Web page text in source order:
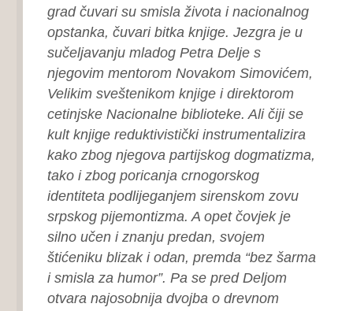
grad čuvari su smisla života i nacionalnog
opstanka, čuvari bitka knjige. Jezgra je u
sučeljavanju mladog Petra Delje s
njegovim mentorom Novakom Simovićem,
Velikim sveštenikom knjige i direktorom
cetinjske Nacionalne biblioteke. Ali čiji se
kult knjige reduktivistički instrumentalizira
kako zbog njegova partijskog dogmatizma,
tako i zbog poricanja crnogorskog
identiteta podlijeganjem sirenskom zovu
srpskog pijemontizma. A opet čovjek je
silno učen i znanju predan, svojem
štićeniku blizak i odan, premda “bez šarma
i smisla za humor”. Pa se pred Deljom
otvara najosobnija dvojba o drevnom